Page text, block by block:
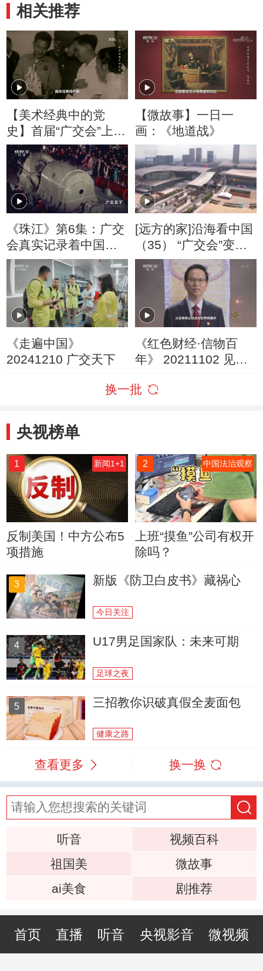
相关推荐
【美术经典中的党
史】首届“广交会”上有
什么样的商品最畅销
呢？
【微故事】一日一
画：《地道战》
《珠江》第6集：广交
会真实记录着中国工
业化成长的轨迹
[远方的家]沿海看中国
（35） “广交会”变迁
史
《走遍中国》
20241210 广交天下
《红色财经·信物百
年》 20211102 见证
证
换一批
央视榜单
1 新闻1+1
反制美国！中方公布5
项措施
2 中国法治观察
上班“摸鱼”公司有权开
除吗？
3 新版《防卫白皮书》藏祸心
今日关注
4 U17男足国家队：未来可期
足球之夜
5 三招教你识破真假全麦面包
健康之路
查看更多 换一换
听音
视频百科
祖国美
微故事
ai美食
剧推荐
首页 直播 听音 央视影音 微视频